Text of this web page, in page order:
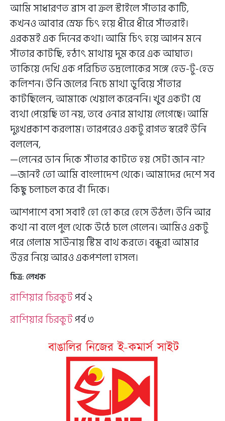
আমি সাধারণত ব্রাস বা ক্রল স্টাইলে সাঁতার কাটি,
কখনও আবার স্রেফ চিৎ হয়ে ধীরে ধীরে সাঁতরাই।
এরকমই এক দিনের কথা। আমি চিৎ হয়ে আপন মনে
সাঁতার কাটছি, হঠাৎ মাথায় দুম করে এক আঘাত।
তাকিয়ে দেখি এক পরিচিত ভদ্রলোকের সঙ্গে হেড-টু-হেড
কলিশন। উনি জলের নিচে মাথা ডুবিয়ে সাঁতার
কাটছিলেন, আমাকে খেয়াল করেননি। খুব একটা যে
ব্যথা পেয়েছি তা নয়, তবে ওনার মাথায় লেগেছে। আমি
দুঃখপ্রকাশ করলাম। তারপরেও একটু রাগত স্বরেই উনি
বললেন,
—লেনের ডান দিকে সাঁতার কাটতে হয় সেটা জান না?
—জানই তো আমি বাংলাদেশ থেকে। আমাদের দেশে সব
কিছু চলাচল করে বাঁ দিকে।
আশপাশে বসা সবাই হো হো করে হেসে উঠল। উনি আর
কথা না বলে পুল থেকে উঠে চলে গেলেন। আমিও একটু
পরে গেলাম সাউনায় স্টিম বাথ করতে। বন্ধুরা আমার
উত্তর নিয়ে আরও একপশলা হাসল।
চিত্র: লেখক
রাশিয়ার চিরকুটপর্ব ২
রাশিয়ার চিরকুটপর্ব ৩